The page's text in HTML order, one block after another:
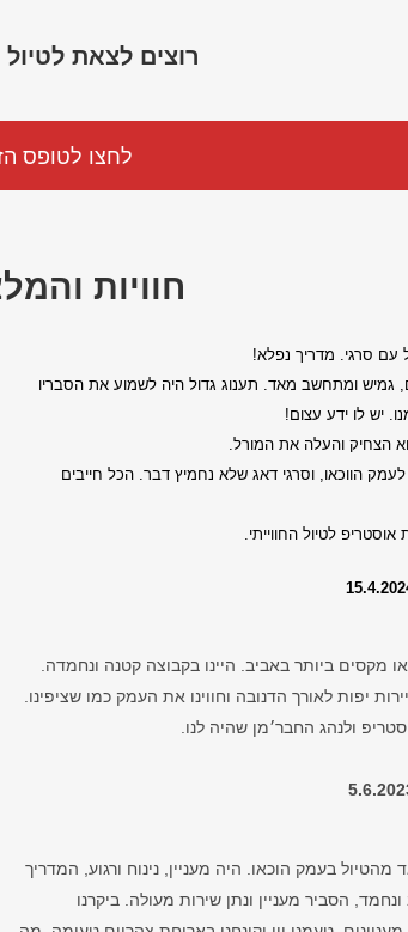
רוצים לצאת
לחצו לטופס
חוויות
עם סרגי. מדריך נפלא!
גמיש ומתחשב מאד. תענוג גדול היה לשמוע את הסבריו
יש לו ידע עצום!
הצחיק והעלה את המורל.
לעמק הווכאו, וסרגי דאג שלא נחמיץ דבר. הכל חייבים
אוסטריפ לטיול החווייתי.
מקסים ביותר באביב. היינו בקבוצה קטנה ונחמדה.
יפות לאורך הדנובה וחווינו את העמק כמו שציפינו.
ולנהג החבר׳מן שהיה לנו.
מהטיול בעמק הוכאו. היה מעניין, נינוח ורגוע, המדריך
הסביר מעניין ונתן שירות מעולה. ביקרנו